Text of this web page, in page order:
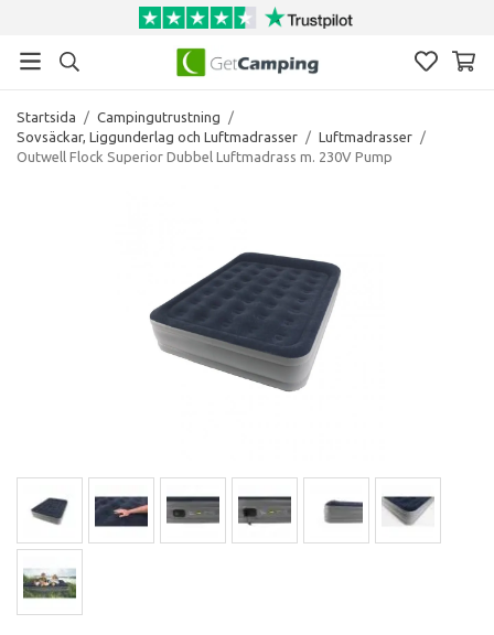
Startsida / Campingutrustning
/
Sovsäckar, Liggunderlag och Luftmadrasser / Luftmadrasser /
Outwell Flock Superior Dubbel Luftmadrass m. 230V Pump